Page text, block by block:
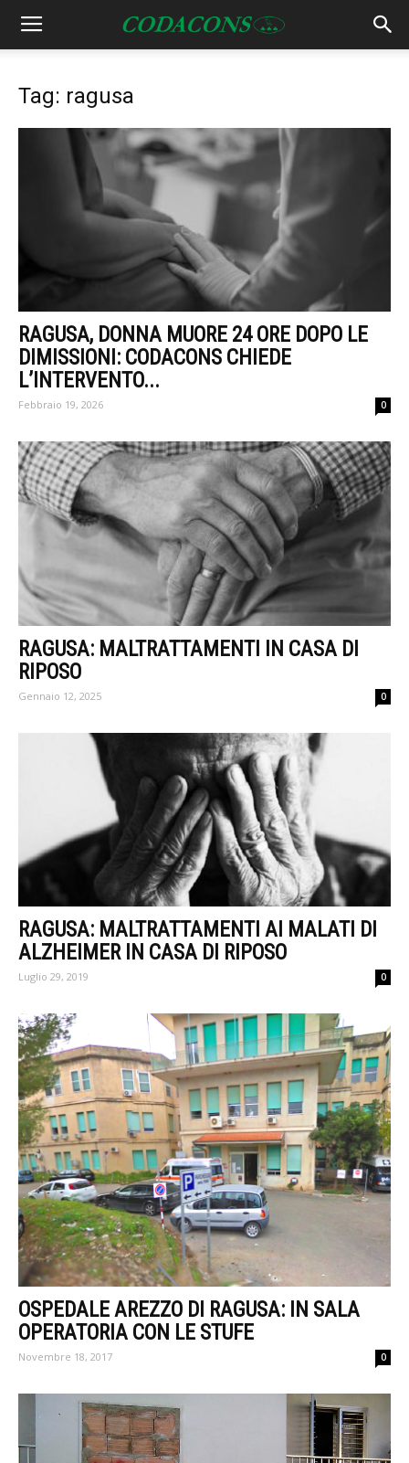
Tag: ragusa
RAGUSA, DONNA MUORE 24 ORE DOPO LE
DIMISSIONI: CODACONS CHIEDE
L’INTERVENTO...
Febbraio 19, 2026 0
RAGUSA: MALTRATTAMENTI IN CASA DI
RIPOSO
Gennaio 12, 2025 0
RAGUSA: MALTRATTAMENTI AI MALATI DI
ALZHEIMER IN CASA DI RIPOSO
Luglio 29, 2019 0
OSPEDALE AREZZO DI RAGUSA: IN SALA
OPERATORIA CON LE STUFE
Novembre 18, 2017 0